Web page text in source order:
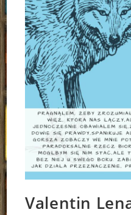
Valentin